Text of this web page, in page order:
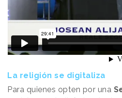
La religión se digitaliza
Para quienes opten por una